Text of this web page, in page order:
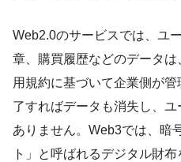
Web2.0のサービスでは、ユ
章、購買履歴などのデータ
用規約に基づいて企業側が
了すればデータも消失し、
ありません。Web3では、暗
ト」と呼ばれるデジタル財